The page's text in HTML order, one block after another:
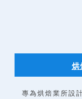
烘
專為烘焙業所設